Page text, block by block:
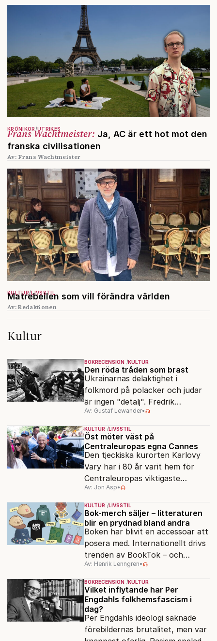
Frans Wachtmeister: Ja, AC är ett hot mot den
franska civilisationen
KRÖNIKOR UTRIKES
Av: Frans Wachtmeister
Matrebellen som vill förändra världen
KULTUR LIVSSTIL
Av: Redaktionen
Kultur
BOKRECENSION KULTUR
Den röda tråden som brast
Ukrainarnas delaktighet i
folkmord på polacker och judar
är ingen "detalj". Fredrik
Segerfeldts iver att skildra den
ryska imperialismen leder till en
förenklad bild av historien.
Av: Gustaf Lewander•
KULTUR LIVSSTIL
Öst möter väst på
Centraleuropas egna Cannes
Den tjeckiska kurorten Karlovy
Vary har i 80 år varit hem för
Centraleuropas viktigaste
filmfestival – en plats där
Hollywoodglans möter
egensinnighet.
Av: Jon Asp•
KULTUR LIVSSTIL
Bok-merch säljer – litteraturen
blir en prydnad bland andra
Boken har blivit en accessoar att
posera med. Internationellt drivs
trenden av BookTok – och
förlagen följer efter.
Av: Henrik Lenngren•
BOKRECENSION KULTUR
Vilket inflytande har Per
Engdahls folkhemsfascism i
dag?
Per Engdahls ideologi saknade
förebildernas brutalitet, men var